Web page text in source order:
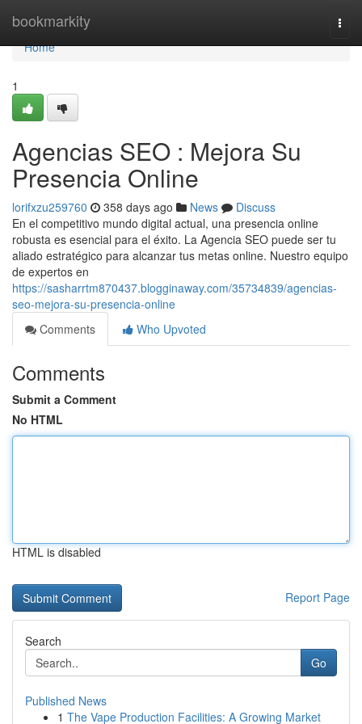
bookmarkity
Home
Home
1
Agencias SEO : Mejora Su
Presencia Online
lorifxzu259760 358 days ago News
Discuss
En el competitivo mundo digital actual, una presencia online
robusta es esencial para el éxito. La Agencia SEO puede ser tu
aliado estratégico para alcanzar tus metas online. Nuestro equipo
de expertos en
https://sasharrtm870437.blogginaway.com/35734839/agencias-
seo-mejora-su-presencia-online
Comments
Who Upvoted
Comments
Submit a Comment
No HTML
HTML is disabled
Report Page
Search
Go
Published News
1 The Vape Production Facilities: A Growing Market